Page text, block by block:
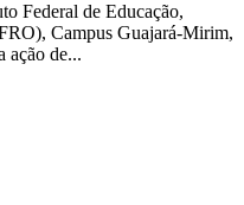
Federal de Educação,
Campus Guajará-Mirim,
ação de...